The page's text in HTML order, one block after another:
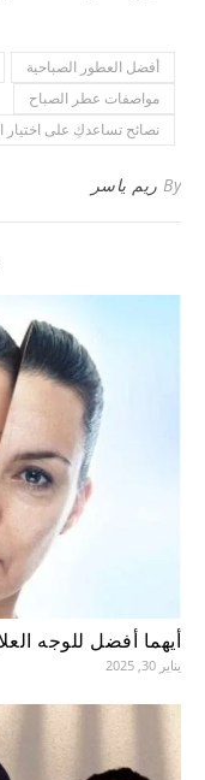
أفضل العطور الصباحية
مواصفات عطر الصباح
نصائح تساعدكِ على
By ريم ياسر
أيهما أفضل للوجه
يناير 30, 2025